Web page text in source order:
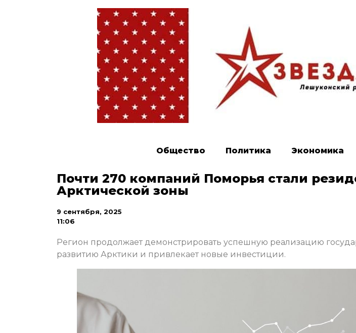
Общество Политика Экономика
Почти 270 компаний Поморья стали
Арктической зоны
9 сентября, 2025
11:06
Регион продолжает демонстрировать успешную реализацию
развитию Арктики и привлекает новые инвестиции.